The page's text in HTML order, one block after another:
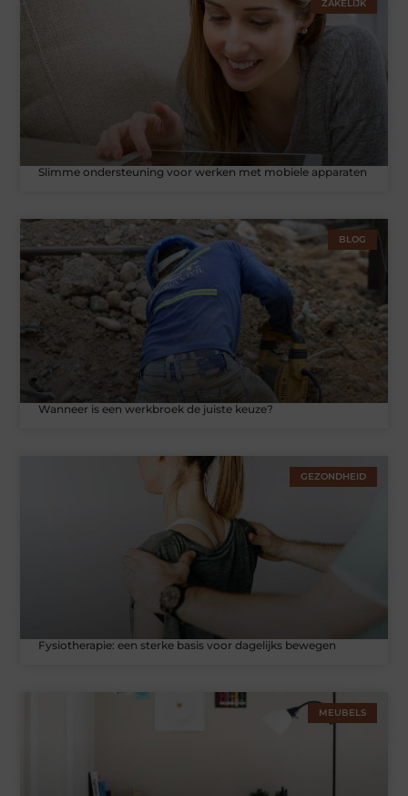
ZAKELIJK
Slimme ondersteuning voor werken met mobiele apparaten
BLOG
Wanneer is een werkbroek de juiste keuze?
GEZONDHEID
Fysiotherapie: een sterke basis voor dagelijks bewegen
MEUBELS